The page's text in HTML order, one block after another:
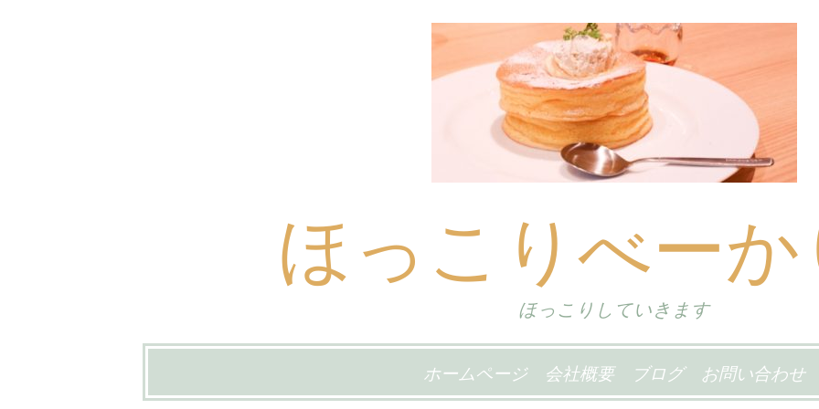
ほっこりべー
ほっこりしていきます
ン
ホームページ 会社概要 ブログ お問い合わせ